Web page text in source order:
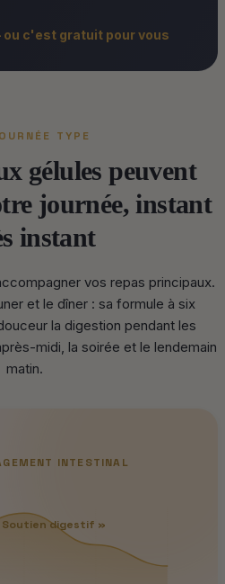
c'est gratuit pour vous
TYPE
gélules peuvent
journée, instant
instant
vos repas principaux.
et le dîner : sa formule à six
la digestion pendant les
midi, la soirée et le lendemain
matin.
INTESTINAL
Soutien digestif »